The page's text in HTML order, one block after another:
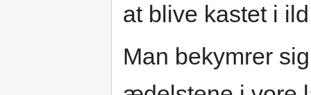
at blive kastet i
Man bekymrer